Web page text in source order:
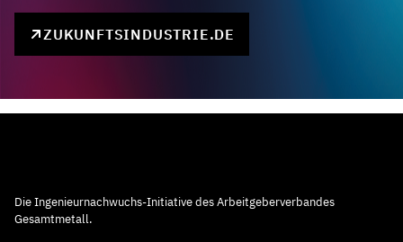
ZUKUNFTSINDUSTRIE.DE
Die Ingenieurnachwuchs-Initiative des Arbeitgeberverbandes
Gesamtmetall.